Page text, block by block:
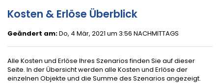
Kosten & Erlöse Überblick
Geändert am:Do, 4 Mär, 2021 um 3:56 NACHMITTAGS
Alle Kosten und Erlöse Ihres Szenarios finden Sie auf dieser
Seite. In der Übersicht werden alle Kosten und Erlöse der
einzelnen Objekte und die Summe des Szenarios angezeigt.